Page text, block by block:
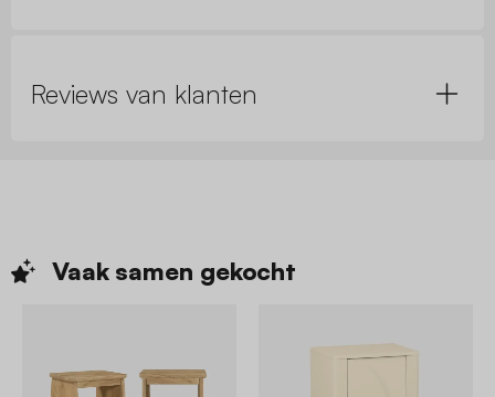
Reviews van klanten
Vaak samen gekocht